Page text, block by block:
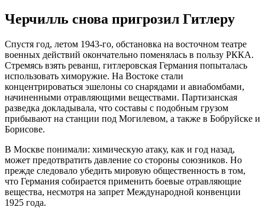
Черчилль снова пригрозил Гитлеру
Спустя год, летом 1943-го, обстановка на восточном театре
военных действий окончательно поменялась в пользу РККА.
Стремясь взять реванш, гитлеровская Германия попыталась
использовать химоружие. На Востоке стали
концентрироваться эшелоны со снарядами и авиабомбами,
начиненными отравляющими веществами. Партизанская
разведка докладывала, что составы с подобным грузом
прибывают на станции под Могилевом, а также в Бобруйске и
Борисове.
В Москве понимали: химическую атаку, как и год назад,
может предотвратить давление со стороны союзников. Но
прежде следовало убедить мировую общественность в том,
что Германия собирается применить боевые отравляющие
вещества, несмотря на запрет Международной конвенции
1925 года.